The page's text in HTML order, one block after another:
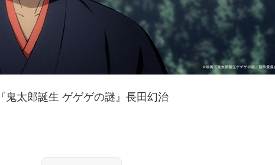
『鬼太郎誕生 ゲゲゲの謎』長田幻治